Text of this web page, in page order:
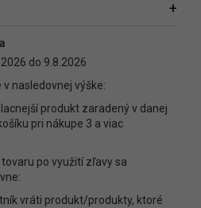
do 9.8.2026
nasledovnej výške:
produkt zaradený v danej
pri nákupe 3 a viac
po využití zľavy sa
vráti produkt/produkty, ktoré
k tejto položke.
môžu pridávať príspevky. Prosím
.